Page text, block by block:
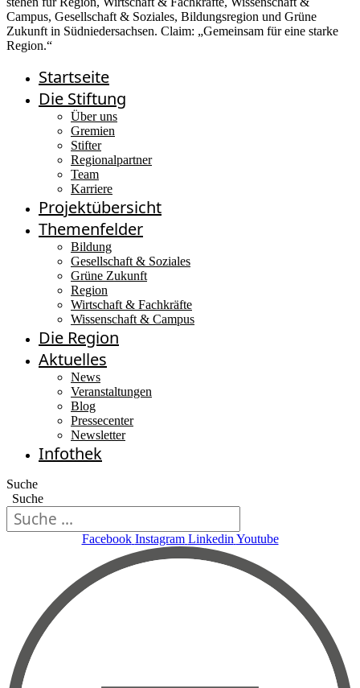
Startseite
Die Stiftung
Über uns
Gremien
Stifter
Regionalpartner
Team
Karriere
Projektübersicht
Themenfelder
Bildung
Gesellschaft & Soziales
Grüne Zukunft
Region
Wirtschaft & Fachkräfte
Wissenschaft & Campus
Die Region
Aktuelles
News
Veranstaltungen
Blog
Pressecenter
Newsletter
Infothek
Suche
Suche
Facebook Instagram Linkedin Youtube